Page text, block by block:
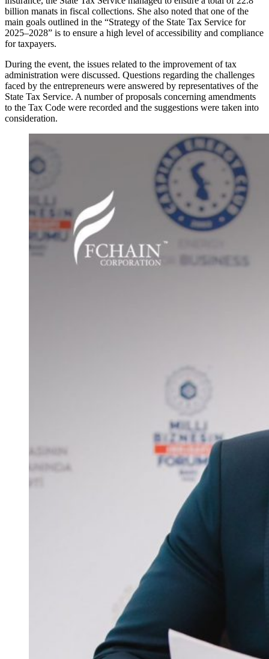
billion manats in fiscal collections. She also noted that one of the
main goals outlined in the “Strategy of the State Tax Service for
2025–2028” is to ensure a high level of accessibility and compliance
for taxpayers.
During the event, the issues related to the improvement of tax
administration were discussed. Questions regarding the challenges
faced by the entrepreneurs were answered by representatives of the
State Tax Service. A number of proposals concerning amendments
to the Tax Code were recorded and the suggestions were taken into
consideration.